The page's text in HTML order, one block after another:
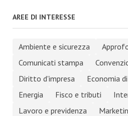
AREE DI INTERESSE
Ambiente e sicurezza
Comunicati stampa
Diritto d'impresa
Economia
Energia
Fisco e tributi
Lavoro e previdenza